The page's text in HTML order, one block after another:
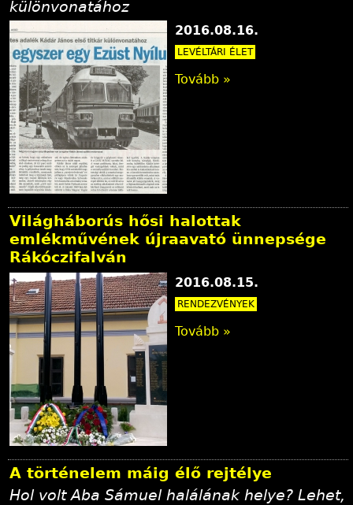
különvonatához
2016.08.16.
LEVÉLTÁRI ÉLET
Tovább »
Világháborús hősi halottak
emlékművének újraavató ünnepsége
Rákóczifalván
2016.08.15.
RENDEZVÉNYEK
Tovább »
A történelem máig élő rejtélye
Hol volt Aba Sámuel halálának helye? Lehet,